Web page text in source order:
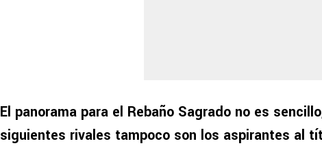
El panorama para el Rebaño Sagrado no es
siguientes rivales tampoco son los aspirantes al